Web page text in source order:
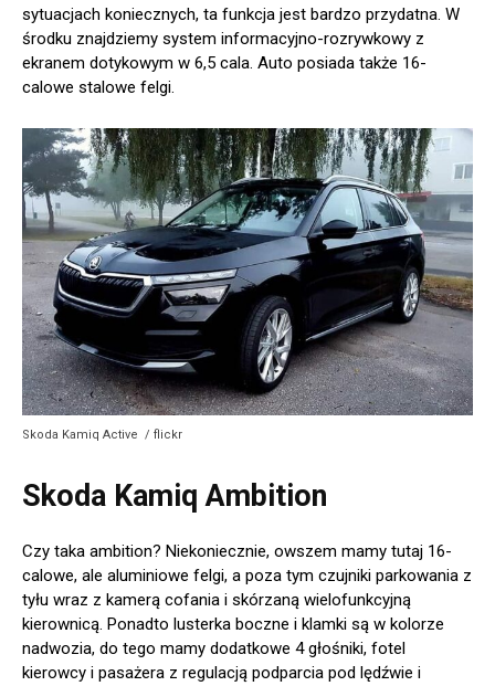
sytuacjach koniecznych, ta funkcja jest bardzo przydatna. W
środku znajdziemy system informacyjno-rozrywkowy z
ekranem dotykowym w 6,5 cala. Auto posiada także 16-
calowe stalowe felgi.
Skoda Kamiq Active / flickr
Skoda Kamiq Ambition
Czy taka ambition? Niekoniecznie, owszem mamy tutaj 16-
calowe, ale aluminiowe felgi, a poza tym czujniki parkowania z
tyłu wraz z kamerą cofania i skórzaną wielofunkcyjną
kierownicą. Ponadto lusterka boczne i klamki są w kolorze
nadwozia, do tego mamy dodatkowe 4 głośniki, fotel
kierowcy i pasażera z regulacją podparcia pod lędźwie i